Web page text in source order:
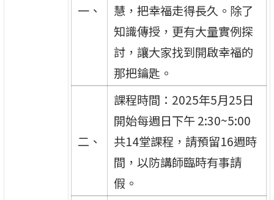
一、
慧，把幸福走得長久。除了
知識傳授，更有大量實例探
討，讓大家找到開啟幸福的
那把鑰匙。
二、
課程時間：2025年5月25日
開始每週日下午 2:30~5:00
共14堂課程，請預留16週時
間，以防講師臨時有事請
假。